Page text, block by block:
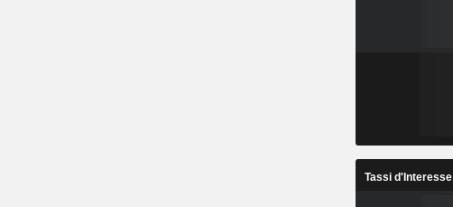
Tassi d'Interesse